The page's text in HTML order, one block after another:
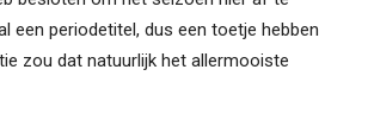
een periodetitel, dus een toetje hebben
zou dat natuurlijk het allermooiste